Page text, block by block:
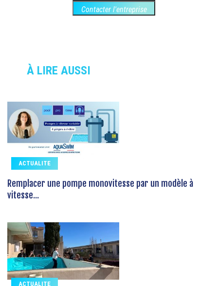
Contacter l'entreprise
À LIRE AUSSI
ACTUALITE
Remplacer une pompe monovitesse par un modèle à
vitesse...
ACTUALITE